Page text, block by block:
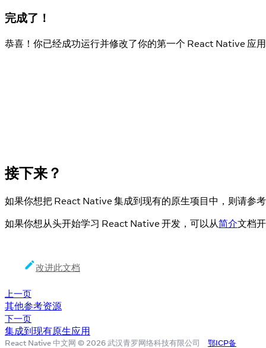
完成了！
恭喜！你已经成功运行并修改了你的第一个 React Native 应用
接下来？
如果你想把 React Native 集成到现有的原生项目中，则请参考
如果你想从头开始学习 React Native 开发，可以从简介文档
改进此文档
上一页
其他参考资源
下一页
集成到现有原生应用
React Native 中文网 © 2026 武汉青罗网络科技有限公司
鄂ICP备